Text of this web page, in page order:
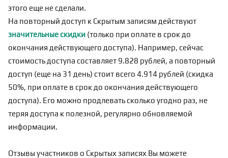
этого еще не сделали.
На повторный доступ к Скрытым записям действуют
значительные скидки (только при оплате в срок до
окончания действующего доступа). Например, сейчас
стоимость доступа составляет 9.828 рублей, а повторный
доступ (еще на 31 день) стоит всего 4.914 рублей (скидка
50%, при оплате в срок до окончания действующего
доступа). Его можно продлевать сколько угодно раз, не
теряя доступа к полезной, регулярно обновляемой
информации.
Отзывы участников о Скрытых записях Вы можете